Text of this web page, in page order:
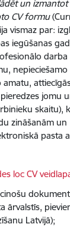
un izmantot
CV formu
vismaz par:
iegūšanas
jomu
skaitu),
zināšanām un
pasta
loc CV
ārvalstīs,
Latvijā);